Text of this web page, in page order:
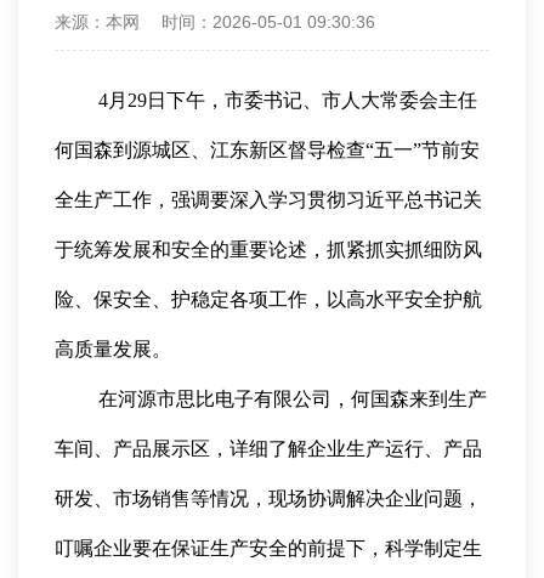
来源：本网 时间：2026-05-01 09:30:36
4月29日下午，市委书记、市人大常委会主任
何国森到源城区、江东新区督导检查“五一”节前安
全生产工作，强调要深入学习贯彻习近平总书记关
于统筹发展和安全的重要论述，抓紧抓实抓细防风
险、保安全、护稳定各项工作，以高水平安全护航
高质量发展。
在河源市思比电子有限公司，何国森来到生产
车间、产品展示区，详细了解企业生产运行、产品
研发、市场销售等情况，现场协调解决企业问题，
叮嘱企业要在保证生产安全的前提下，科学制定生